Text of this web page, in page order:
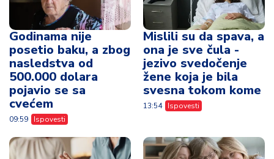
Godinama nije
posetio baku, a zbog
nasledstva od
500.000 dolara
pojavio se sa
cvećem
09:59 Ispovesti
Mislili su da spava, a
ona je sve čula -
jezivo svedočenje
žene koja je bila
svesna tokom kome
13:54 Ispovesti